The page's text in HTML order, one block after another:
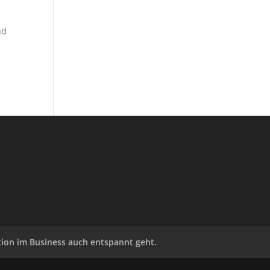
im Business auch entspannt geht.